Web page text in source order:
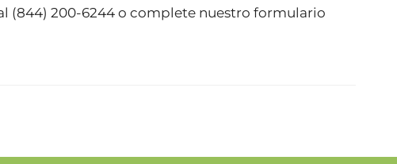
(844) 200-6244o complete nuestro formulario